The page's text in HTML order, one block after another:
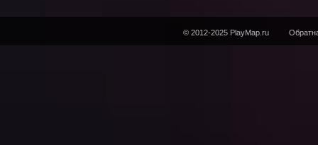
© 2012-2025 PlayMap.ru